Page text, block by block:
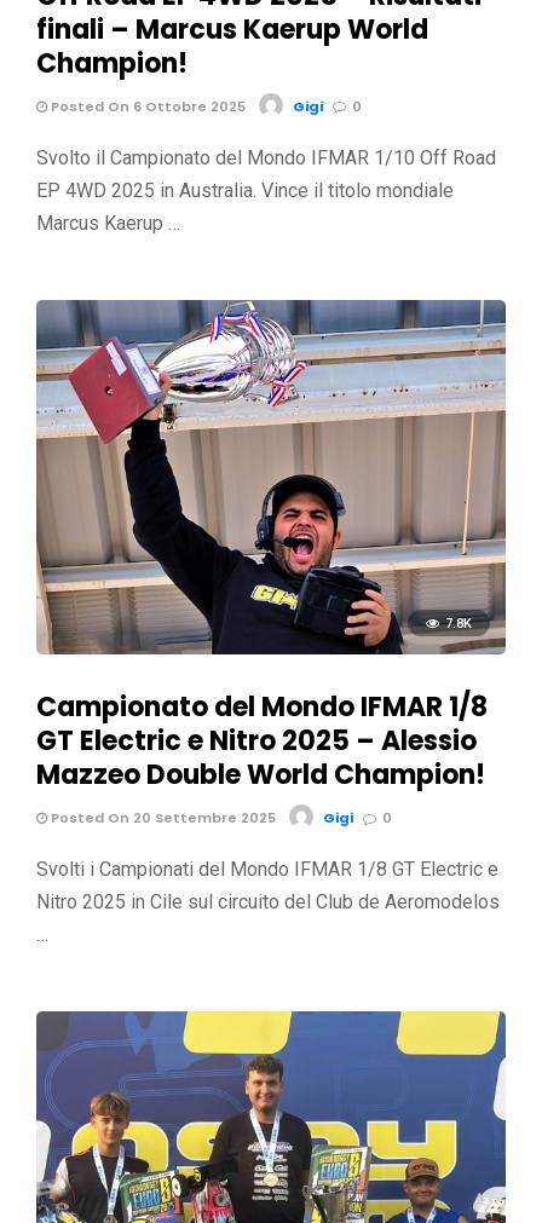
finali – Marcus Kaerup World
Champion!
Posted On 6 Ottobre 2025 Gigi 0
Svolto il Campionato del Mondo IFMAR 1/10 Off Road
EP 4WD 2025 in Australia. Vince il titolo mondiale
Marcus Kaerup …
7.8K
Campionato del Mondo IFMAR 1/8
GT Electric e Nitro 2025 – Alessio
Mazzeo Double World Champion!
Posted On 20 Settembre 2025 Gigi 0
Svolti i Campionati del Mondo IFMAR 1/8 GT Electric e
Nitro 2025 in Cile sul circuito del Club de Aeromodelos
…